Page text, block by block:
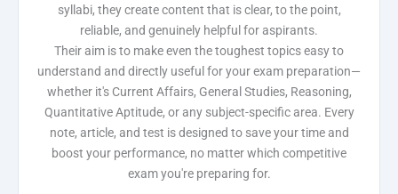
syllabi, they create content that is clear, to the point,
reliable, and genuinely helpful for aspirants.
Their aim is to make even the toughest topics easy to
understand and directly useful for your exam preparation—
whether it's Current Affairs, General Studies, Reasoning,
Quantitative Aptitude, or any subject-specific area. Every
note, article, and test is designed to save your time and
boost your performance, no matter which competitive
exam you're preparing for.